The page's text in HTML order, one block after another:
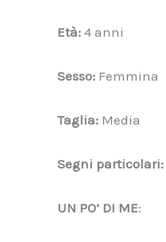
Età: 4 anni
Sesso: Femmina
Taglia: Media
Segni particolari:
UN PO’ DI ME: